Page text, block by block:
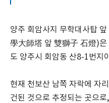
양주 회암사지 무학대사탑
學大師塔 앞 雙獅子 石燈)은
도 양주시 회암동 산8-1번지
현재 천보산 남쪽 자락에 자
건된 것으로 추정되는 곳으